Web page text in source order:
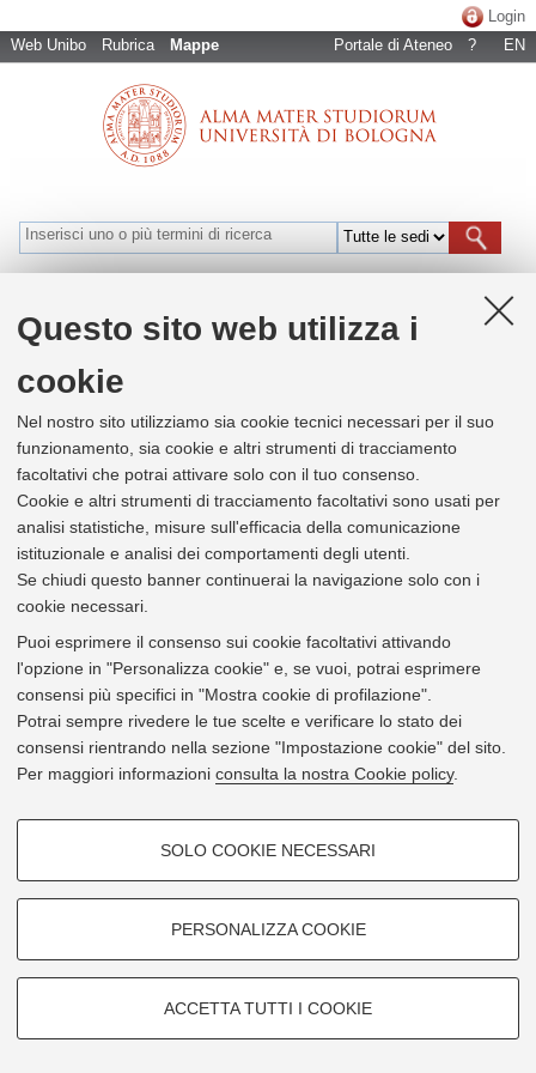
Questo sito web utilizza i
cookie
Nel nostro sito utilizziamo sia cookie tecnici necessari per il suo
funzionamento, sia cookie e altri strumenti di tracciamento
facoltativi che potrai attivare solo con il tuo consenso.
Cookie e altri strumenti di tracciamento facoltativi sono usati per
analisi statistiche, misure sull'efficacia della comunicazione
istituzionale e analisi dei comportamenti degli utenti.
Se chiudi questo banner continuerai la navigazione solo con i
cookie necessari.
Puoi esprimere il consenso sui cookie facoltativi attivando
l'opzione in "Personalizza cookie" e, se vuoi, potrai esprimere
consensi più specifici in "Mostra cookie di profilazione".
Potrai sempre rivedere le tue scelte e verificare lo stato dei
consensi rientrando nella sezione "Impostazione cookie" del sito.
Per maggiori informazioni consulta la nostra Cookie policy.
COOKIE DI PROFILAZIONE -
Si tratta di cookie utilizzati per analizzare le caratteristiche della
navigazione degli utenti, creare profili in base al loro comportamento sul
Mostra cookie di profilazione
COOKIE TECNICI - NECESSARI
SOLO COOKIE NECESSARI
PERSONALIZZA COOKIE
ACCETTA TUTTI I COOKIE
Web Unibo Rubrica Mappe
Login
Portale di Ateneo
? EN
Bologna Ravenna Rimini
Naviga per luoghi
Dipartimento di Scienze Mediche e
Chirurgiche
Viale Filopanti 22 - 40126 Bologna
Mostra su Google Maps
×
+
−
© 2026 - Università di Bologna -Privacy|Impostazioni Cookie